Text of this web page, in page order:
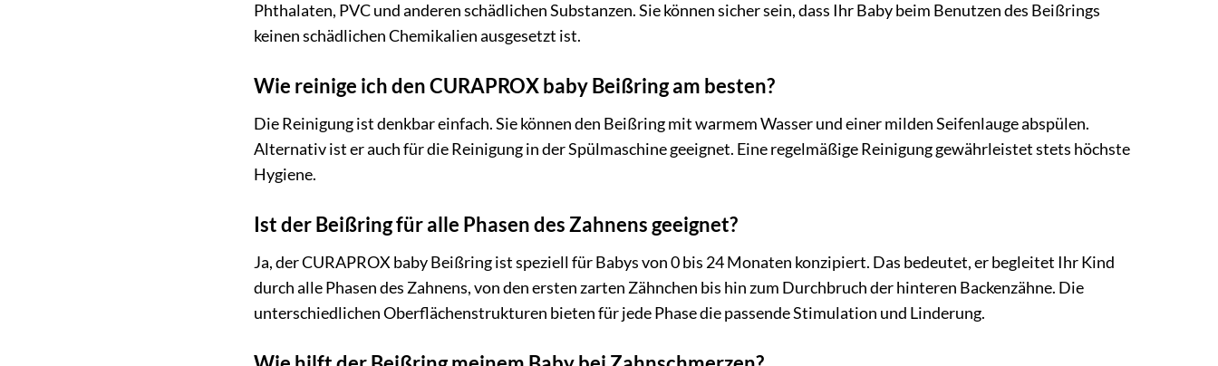
Phthalaten, PVC und anderen schädlichen Substanzen. Sie können sicher sein, dass Ihr Baby beim Benutzen des Beißrings
keinen schädlichen Chemikalien ausgesetzt ist.
Wie reinige ich den CURAPROX baby Beißring am besten?
Die Reinigung ist denkbar einfach. Sie können den Beißring mit warmem Wasser und einer milden Seifenlauge abspülen.
Alternativ ist er auch für die Reinigung in der Spülmaschine geeignet. Eine regelmäßige Reinigung gewährleistet stets höchste
Hygiene.
Ist der Beißring für alle Phasen des Zahnens geeignet?
Ja, der CURAPROX baby Beißring ist speziell für Babys von 0 bis 24 Monaten konzipiert. Das bedeutet, er begleitet Ihr Kind
durch alle Phasen des Zahnens, von den ersten zarten Zähnchen bis hin zum Durchbruch der hinteren Backenzähne. Die
unterschiedlichen Oberflächenstrukturen bieten für jede Phase die passende Stimulation und Linderung.